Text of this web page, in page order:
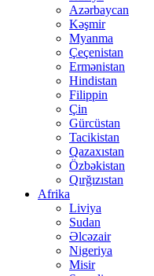
Azərbaycan
Kəşmir
Myanma
Çeçenistan
Ermənistan
Hindistan
Filippin
Çin
Gürcüstan
Tacikistan
Qazaxıstan
Özbəkistan
Qırğızıstan
Afrika
Liviya
Sudan
Əlcəzair
Nigeriya
Misir